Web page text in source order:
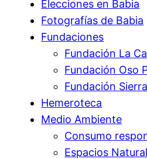
Elecciones en Babia
Fotografías de Babia
Fundaciones
Fundación La
Fundación Oso
Fundación
Hemeroteca
Medio Ambiente
Consumo
Espacios